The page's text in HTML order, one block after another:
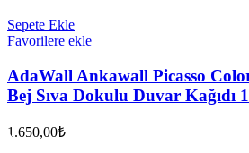
Sepete Ekle
Favorilere ekle
AdaWall Ankawall Picasso
Bej Sıva Dokulu Duvar Kağıdı
1.650,00₺